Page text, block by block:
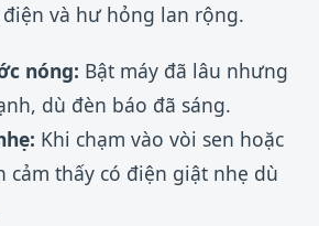
điện và hư hỏng lan rộng.
nóng: Bật máy đã lâu nhưng
dù đèn báo đã sáng.
Khi chạm vào vòi sen hoặc
cảm thấy có điện giật nhẹ dù